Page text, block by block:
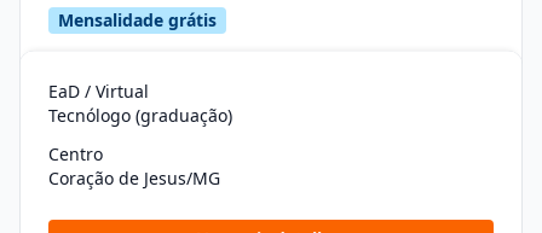
Mensalidade grátis
EaD / Virtual
Tecnólogo (graduação)
Centro
Coração de Jesus/MG